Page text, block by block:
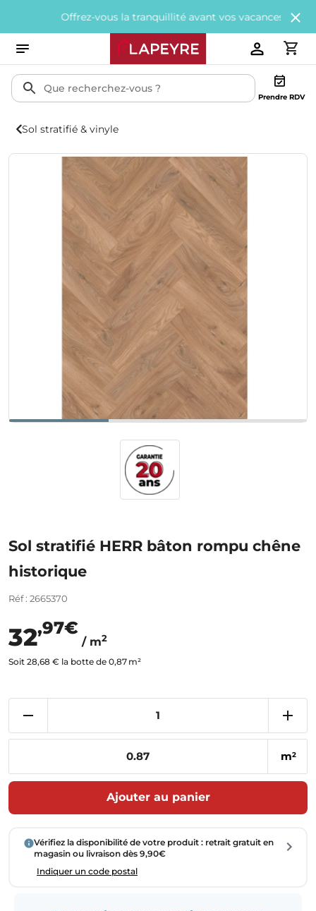
Offrez-vous la tranquillité avant vos vacances avec200€
Prendre RDV
Sol stratifié & vinyle
Sol stratifié HERR bâton rompu chêne
historique
Réf : 2665370
32,97€
/ m2
Soit 28,68 € la botte de 0,87 m²
m2
Ajouter au panier
Vérifiez la disponibilité de votre produit : retrait gratuit en
magasin ou livraison dès 9,90€
Indiquer un code postal